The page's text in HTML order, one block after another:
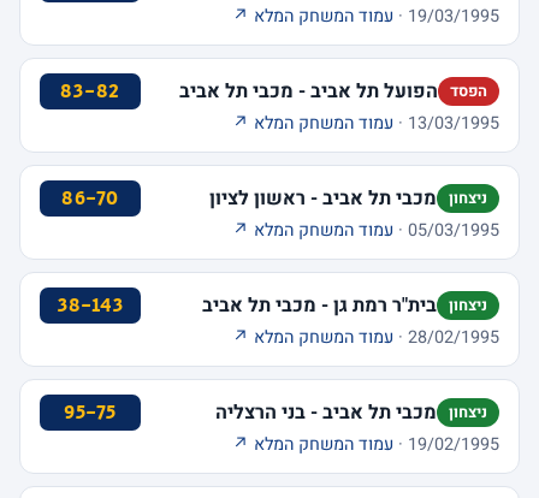
19/03/1995 · עמוד המשחק המלא ↗
הפסד הפועל תל אביב - מכבי תל אביב 83-82
13/03/1995 · עמוד המשחק המלא ↗
ניצחון מכבי תל אביב - ראשון לציון 86-70
05/03/1995 · עמוד המשחק המלא ↗
ניצחון בית"ר רמת גן - מכבי תל אביב 38-143
28/02/1995 · עמוד המשחק המלא ↗
ניצחון מכבי תל אביב - בני הרצליה 95-75
19/02/1995 · עמוד המשחק המלא ↗